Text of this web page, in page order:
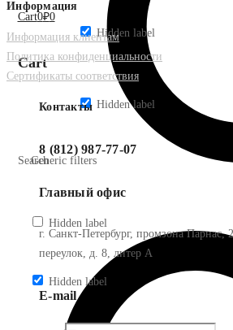
Cart0₽0
Cart
Search
Generic filters
Hidden label
Hidden label
Hidden label
Hidden label
Информация
Информация клиентам
Политика конфиденциальности
Сертификаты соответствия
Контакты
8 (812) 987-77-07
Главный офис
г. Санкт-Петербург, промзона Парнас,
переулок, д. 8, литер А
E-mail